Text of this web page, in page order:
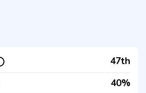
47th
40%